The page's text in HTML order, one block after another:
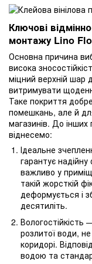
Ключові
монтажу Lino
Основна причина
висока
міцний верхній шар
витримувати
Таке покриття
помешкань, але й
магазинів. До інших
віднесемо:
Ідеальне
гарантує
важливо у
такій жорсткій
деформується і
десятиліть.
Вологостійкість
розлитої води,
коридорі.
водою та